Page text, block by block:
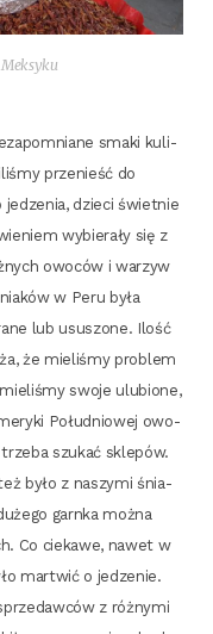
sma­ki kuli­
prze­nieść do
dzie­ci świet­nie
wybie­ra­ły się z
owo­ców i warzyw
w Peru była
lub usu­szo­ne. Ilość
że mie­li­śmy pro­blem
swo­je ulu­bio­ne,
Połu­dnio­wej owo­
szu­kać skle­pów.
było z naszy­mi śnia­
garn­ka moż­na
Co cie­ka­we, nawet w
mar­twić o jedze­nie.
z róż­ny­mi